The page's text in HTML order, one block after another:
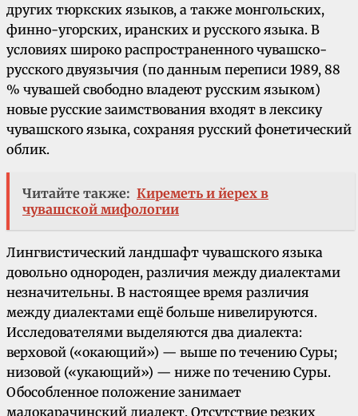
других тюркских языков, а также монгольских,
финно-угорских, иранских и русского языка. В
условиях широко распространенного чувашско-
русского двуязычия (по данным переписи 1989, 88
% чувашей свободно владеют русским языком)
новые русские заимствования входят в лексику
чувашского языка, сохраняя русский фонетический
облик.
Читайте также: Киреметь и йерех в
чувашской мифологии
Лингвистический ландшафт чувашского языка
довольно однороден, различия между диалектами
незначительны. В настоящее время различия
между диалектами ещё больше нивелируются.
Исследователями выделяются два диалекта:
верховой («окающий») — выше по течению Суры;
низовой («укающий») — ниже по течению Суры.
Обособленное положение занимает
малокарачинский диалект. Отсутствие резких